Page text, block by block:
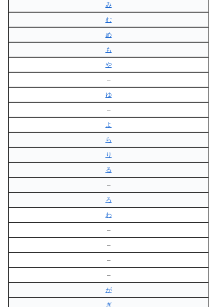
み
む
め
も
や
–
ゆ
–
よ
ら
り
る
–
ろ
わ
–
–
–
–
が
ぎ